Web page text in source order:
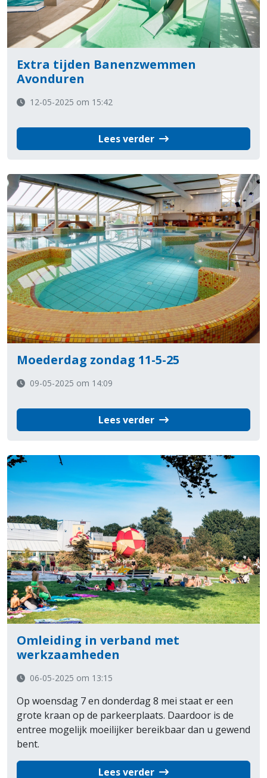
Extra tijden Banenzwemmen
Avonduren
12-05-2025 om 15:42
Lees verder
Moederdag zondag 11-5-25
09-05-2025 om 14:09
Lees verder
Omleiding in verband met
werkzaamheden
06-05-2025 om 13:15
Op woensdag 7 en donderdag 8 mei staat er een
grote kraan op de parkeerplaats. Daardoor is de
entree mogelijk moeilijker bereikbaar dan u gewend
bent.
Lees verder